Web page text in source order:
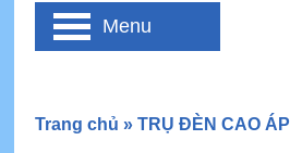
Trang chủ » TRỤ ĐÈN CAO ÁP
Menu